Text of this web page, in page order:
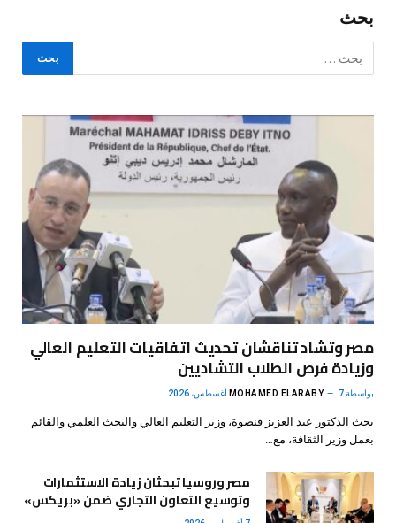
بحث
مصر وتشاد تناقشان تحديث اتفاقيات التعليم العالي
وزيادة فرص الطلاب التشاديين
بواسطة MOHAMED ELARABY 7 أغسطس، 2026
بحث الدكتور عبد العزيز قنصوة، وزير التعليم العالي والبحث العلمي والقائم
بعمل وزير الثقافة، مع…
مصر وروسيا تبحثان زيادة الاستثمارات
وتوسيع التعاون التجاري ضمن «بريكس»